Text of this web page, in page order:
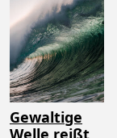
Gewaltige
Welle reißt